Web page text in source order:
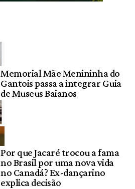
Memorial Mãe Menininha do
Gantois passa a integrar Guia
de Museus Baianos
Por que Jacaré trocou a fama
no Brasil por uma nova vida
no Canadá? Ex-dançarino
explica decisão